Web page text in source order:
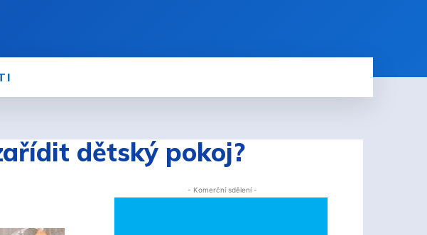
dětský pokoj?
- Komerční sdělení -